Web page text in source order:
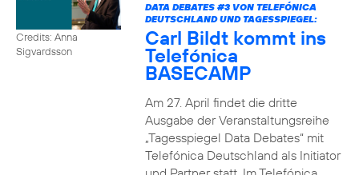
Credits: Anna
Sigvardsson
DATA DEBATES #3VON TELEFÓNICA
DEUTSCHLAND UND TAGESSPIEGEL:
Carl Bildt kommt ins
Telefónica
BASECAMP
Am 27. April findet die dritte
Ausgabe der Veranstaltungsreihe
„Tagesspiegel Data Debates“ mit
Telefónica Deutschland als Initiator